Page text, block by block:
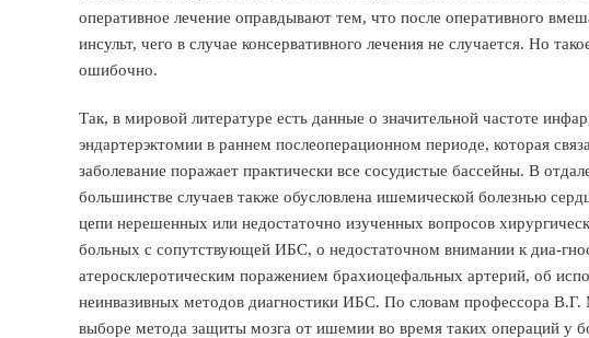
оперативное лечение оправдывают тем, что после оперативного
инсульт, чего в случае консервативного лечения не случается. Но
ошибочно.
Так, в мировой литературе есть данные о значительной частоте
эндартерэктомии в раннем послеоперационном периоде, которая
заболевание поражает практически все сосудистые бассейны. В
большинстве случаев также обусловлена ишемической болезнью
цепи нерешенных или недостаточно изученных вопросов
больных с сопутствующей ИБС, о недостаточном внимании к диа-
атеросклеротическим поражением брахиоцефальных артерий, об
неинвазивных методов диагностики ИБС. По словам профессора
выборе метода защиты мозга от ишемии во время таких операций у